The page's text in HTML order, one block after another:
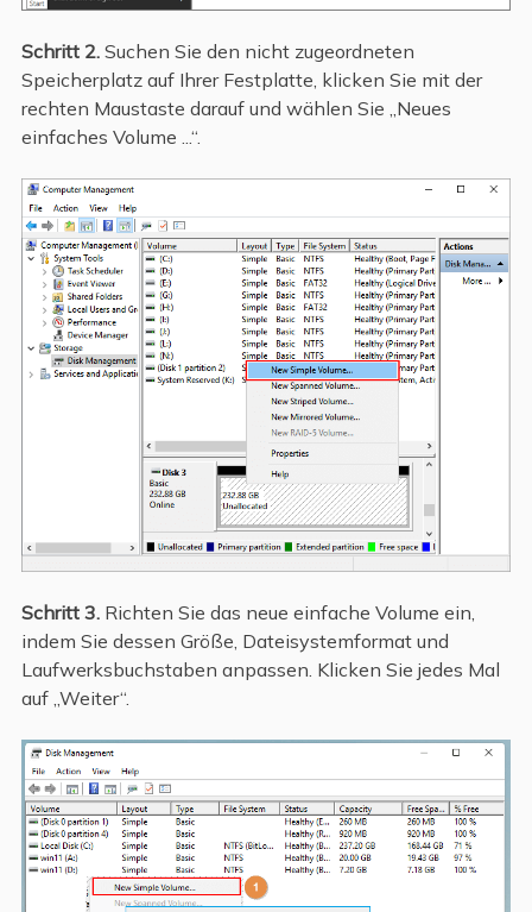
Schritt 2.Suchen Sie den nicht zugeordneten
Speicherplatz auf Ihrer Festplatte, klicken Sie mit der
rechten Maustaste darauf und wählen Sie „Neues
einfaches Volume ...“.
Schritt 3.Richten Sie das neue einfache Volume ein,
indem Sie dessen Größe, Dateisystemformat und
Laufwerksbuchstaben anpassen. Klicken Sie jedes Mal
auf „Weiter“.